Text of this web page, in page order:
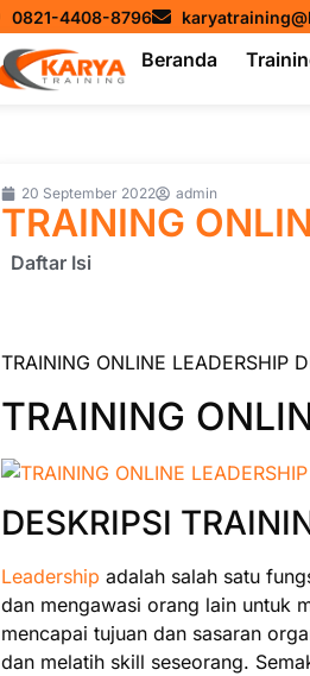
0821-4408-8796
Beranda
20 September 2022 admin
TRAINING
Daftar Isi
TRAINING ONLINE LEADERSHIP
TRAINING
DESKRIPSI
Leadership adalah salah satu
dan mengawasi orang lain untuk
mencapai tujuan dan sasaran
dan melatih skill seseorang.